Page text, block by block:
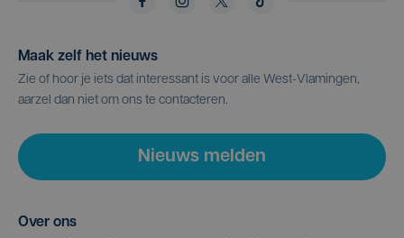
Maak zelf het nieuws
Zie of hoor je iets dat interessant is voor alle West-Vlamingen,
aarzel dan niet om ons te contacteren.
Nieuws melden
Over ons